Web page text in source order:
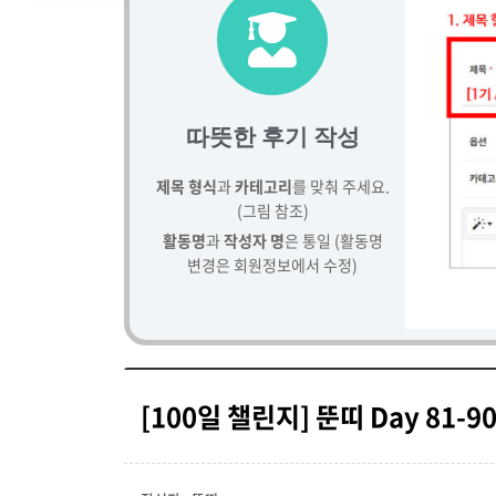
따뜻한 후기 작성
제목 형식과카테고리를 맞춰 주세요.
(그림 참조)
활동명과작성자 명은 통일 (활동명
변경은 회원정보에서 수정)
[100일 챌린지] 뚠띠 Day 81-